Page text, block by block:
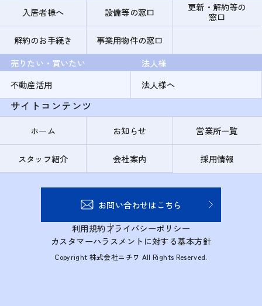
入居者様へ
設備等の窓口
更新・解約等の
窓口
解約のお手続き
事業用物件の窓口
売りたい・買いたい
不動産活用
法人様
法人様へ
サイトコンテンツ
ホーム お知らせ 営業所一覧
スタッフ紹介 会社案内 採用情報
お問い合わせはこちら
利用規約プライバシーポリシー
カスタマーハラスメントに対する基本方針
Copyright 株式会社ニチワ All Rights Reserved.